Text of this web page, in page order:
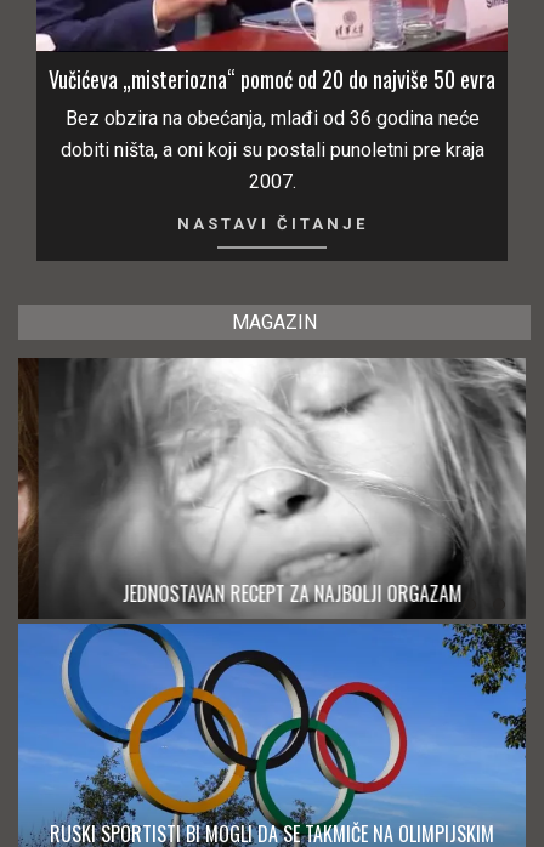
Vučićeva „misteriozna“ pomoć od 20 do najviše 50 evra
Bez obzira na obećanja, mlađi od 36 godina neće
dobiti ništa, a oni koji su postali punoletni pre kraja
2007.
NASTAVI ČITANJE
MAGAZIN
JEDNOSTAVAN RECEPT ZA NAJBOLJI ORGAZAM
RUSKI SPORTISTI BI MOGLI DA SE TAKMIČE NA OLIMPIJSKIM